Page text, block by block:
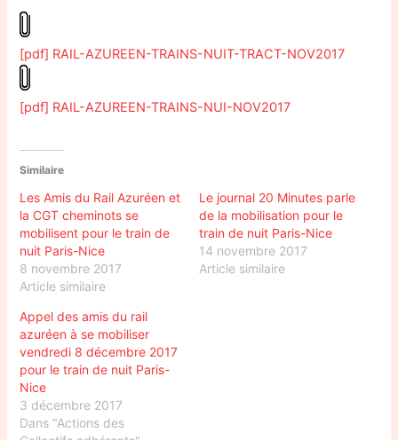
[pdf] RAIL-AZUREEN-TRAINS-NUIT-TRACT-NOV2017
[pdf] RAIL-AZUREEN-TRAINS-NUI-NOV2017
Similaire
Les Amis du Rail Azuréen et
la CGT cheminots se
mobilisent pour le train de
nuit Paris-Nice
8 novembre 2017
Article similaire
Le journal 20 Minutes parle
de la mobilisation pour le
train de nuit Paris-Nice
14 novembre 2017
Article similaire
Appel des amis du rail
azuréen à se mobiliser
vendredi 8 décembre 2017
pour le train de nuit Paris-
Nice
3 décembre 2017
Dans "Actions des